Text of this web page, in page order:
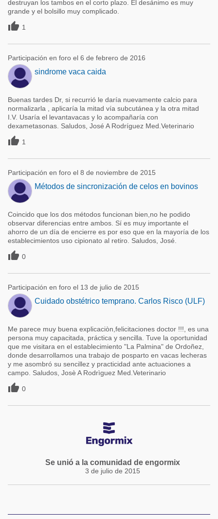
destruyan los tambos en el corto plazo. El desánimo es muy
grande y el bolsillo muy complicado.
 1
Participación en foro el 6 de febrero de 2016
sindrome vaca caida
Buenas tardes Dr, si recurrió le daría nuevamente calcio para
normalizarla , aplicaría la mitad vía subcutánea y la otra mitad
I.V. Usaría el levantavacas y lo acompañaría con
dexametasonas. Saludos, José A Rodríguez Med.Veterinario
 1
Participación en foro el 8 de noviembre de 2015
Métodos de sincronización de celos en bovinos
Coincido que los dos métodos funcionan bien,no he podido
observar diferencias entre ambos. Sí es muy importante el
ahorro de un día de encierre es por eso que en la mayoría de los
establecimientos uso cipionato al retiro. Saludos, José.
 0
Participación en foro el 13 de julio de 2015
Cuidado obstétrico temprano. Carlos Risco (ULF)
Me parece muy buena explicaciòn,felicitaciones doctor !!!, es una
persona muy capacitada, práctica y sencilla. Tuve la oportunidad
que me visitara en el establecimiento "La Palmina" de Ordoñez,
donde desarrollamos una trabajo de posparto en vacas lecheras
y me asombró su sencillez y practicidad ante actuaciones a
campo. Saludos, Josè A Rodrìguez Med.Veterinario
 0
Se unió a la comunidad de engormix
3 de julio de 2015